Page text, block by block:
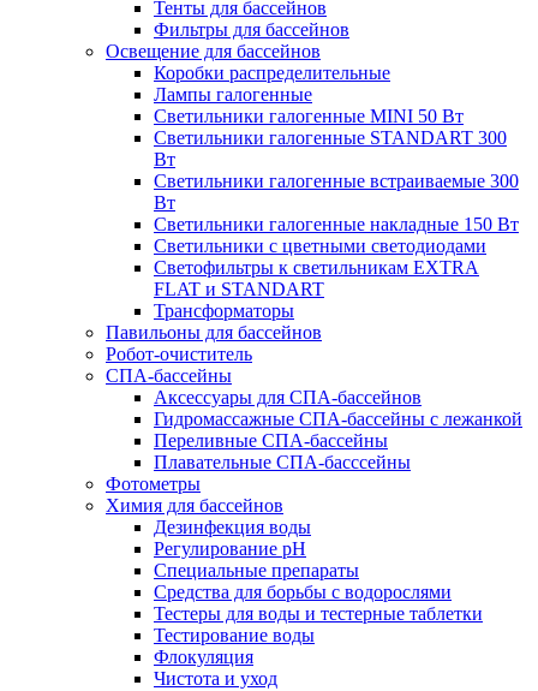
Тенты для бассейнов
Фильтры для бассейнов
Освещение для бассейнов
Коробки распределительные
Лампы галогенные
Светильники галогенные MINI 50 Вт
Светильники галогенные STANDART 300
Вт
Светильники галогенные встраиваемые 300
Вт
Светильники галогенные накладные 150 Вт
Светильники с цветными светодиодами
Светофильтры к светильникам EXTRA
FLAT и STANDART
Трансформаторы
Павильоны для бассейнов
Робот-очиститель
СПА-бассейны
Аксессуары для СПА-бассейнов
Гидромассажные СПА-бассейны с лежанкой
Переливные СПА-бассейны
Плавательные СПА-басссейны
Фотометры
Химия для бассейнов
Дезинфекция воды
Регулирование pH
Специальные препараты
Средства для борьбы с водорослями
Тестеры для воды и тестерные таблетки
Тестирование воды
Флокуляция
Чистота и уход